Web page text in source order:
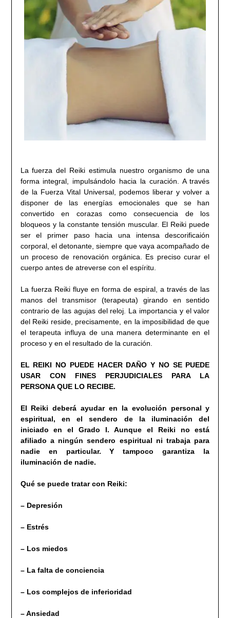
La fuerza del Reiki estimula nuestro organismo de una
forma integral, impulsándolo hacia la curación. A través
de la Fuerza Vital Universal, podemos liberar y volver a
disponer de las energías emocionales que se han
convertido en corazas como consecuencia de los
bloqueos y la constante tensión muscular. El Reiki puede
ser el primer paso hacia una intensa descorificaión
corporal, el detonante, siempre que vaya acompañado de
un proceso de renovación orgánica. Es preciso curar el
cuerpo antes de atreverse con el espíritu.
La fuerza Reiki fluye en forma de espiral, a través de las
manos del transmisor (terapeuta) girando en sentido
contrario de las agujas del reloj. La importancia y el valor
del Reiki reside, precisamente, en la imposibilidad de que
el terapeuta influya de una manera determinante en el
proceso y en el resultado de la curación.
EL REIKI NO PUEDE HACER DAÑO Y NO SE PUEDE
USAR CON FINES PERJUDICIALES PARA LA
PERSONA QUE LO RECIBE.
El Reiki deberá ayudar en la evolución personal y
espiritual, en el sendero de la iluminación del
iniciado en el Grado I. Aunque el Reiki no está
afiliado a ningún sendero espiritual ni trabaja para
nadie en particular. Y tampoco garantiza la
iluminación de nadie.
Qué se puede tratar con Reiki:
– Depresión
– Estrés
– Los miedos
– La falta de conciencia
– Los complejos de inferioridad
– Ansiedad